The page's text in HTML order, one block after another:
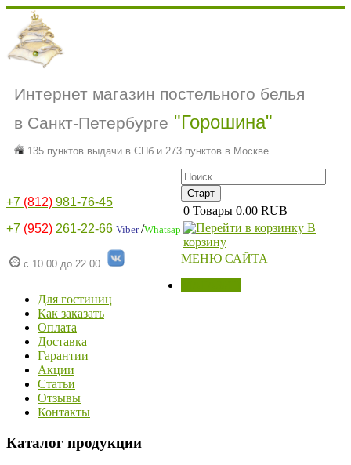
Интернет магазин постельного белья
в Санкт-Петербурге "Горошина"
135 пунктов выдачи в СПб и 273 пунктов в Москве
+7 (812) 981-76-45
+7 (952) 261-22-66 Viber/Whatsap
с 10.00 до 22.00
0 Товары 0.00 RUB
В
корзину
МЕНЮ САЙТА
Для гостиниц
Как заказать
Оплата
Доставка
Гарантии
Акции
Статьи
Отзывы
Контакты
Каталог продукции